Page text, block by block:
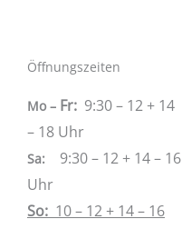
Öffnungszeiten
Mo – Fr: 9:30 – 12 + 14
– 18 Uhr
Sa: 9:30 – 12 + 14 – 16
Uhr
So: 10 – 12 + 14 – 16